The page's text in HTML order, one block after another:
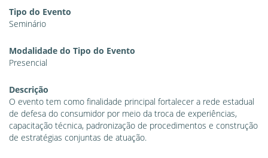
Tipo do Evento
Seminário
Modalidade do Tipo do Evento
Presencial
Descrição
O evento tem como finalidade principal fortalecer a rede estadual
de defesa do consumidor por meio da troca de experiências,
capacitação técnica, padronização de procedimentos e construção
de estratégias conjuntas de atuação.